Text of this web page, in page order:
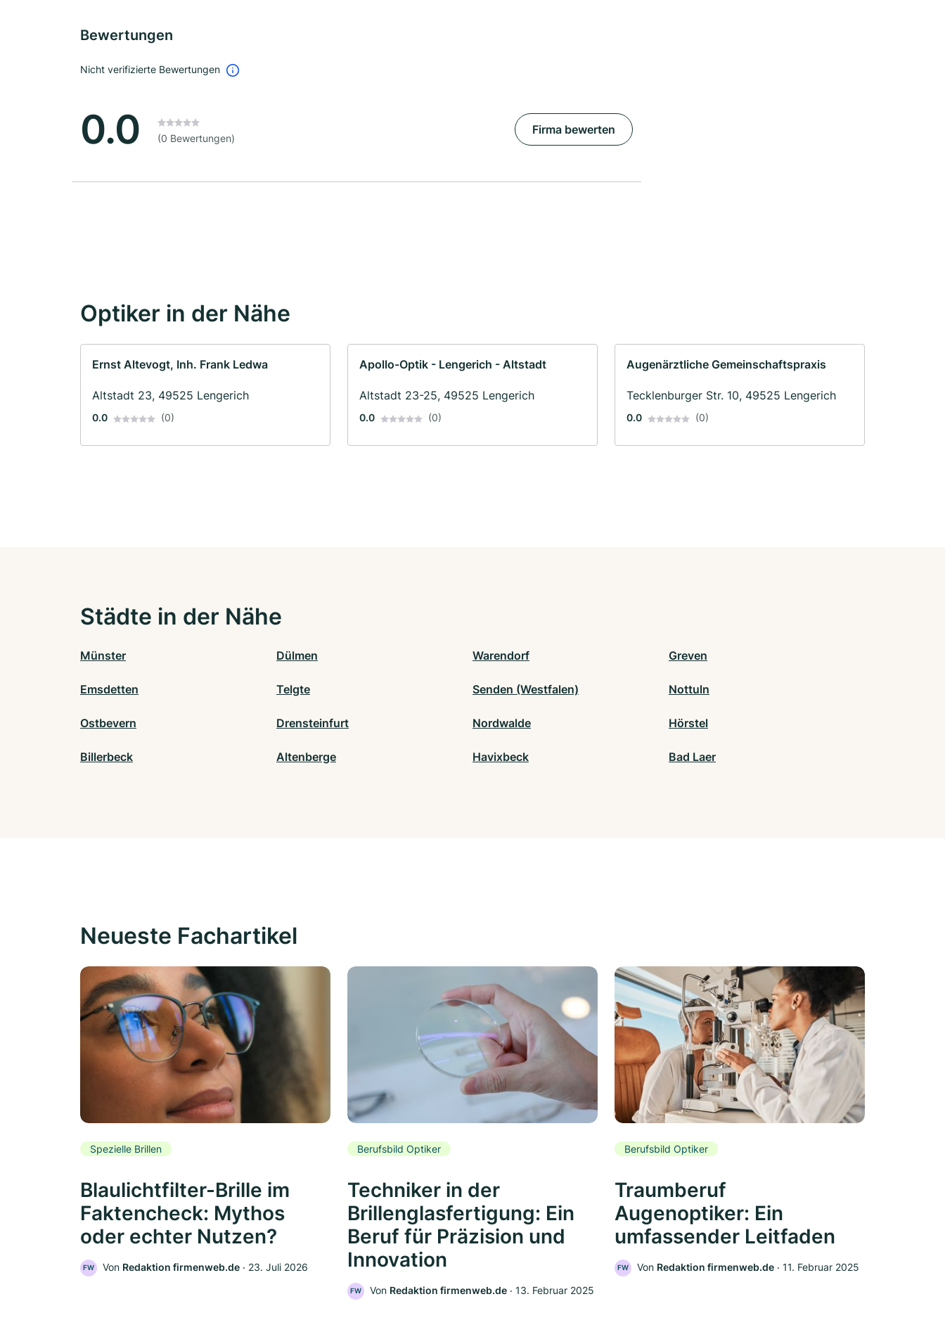
Bewertungen
Nicht verifizierte Bewertungen
0.0 (0 Bewertungen)
Firma bewerten
Optiker in der Nähe
Ernst Altevogt, Inh. Frank Ledwa
Altstadt 23, 49525 Lengerich
0.0 (0)
Apollo-Optik - Lengerich - Altstadt
Altstadt 23-25, 49525 Lengerich
0.0 (0)
Augenärztliche Gemeinschaftspraxis
Tecklenburger Str. 10, 49525 Lengerich
0.0 (0)
Städte in der Nähe
Münster Dülmen Warendorf Greven
Emsdetten Telgte Senden (Westfalen) Nottuln
Ostbevern Drensteinfurt Nordwalde Hörstel
Billerbeck Altenberge Havixbeck Bad Laer
Neueste Fachartikel
Spezielle Brillen
Blaulichtfilter-Brille im
Faktencheck: Mythos
oder echter Nutzen?
FW Von Redaktion firmenweb.de ‧ 23. Juli 2026
Berufsbild Optiker
Techniker in der
Brillenglasfertigung: Ein
Beruf für Präzision und
Innovation
FW Von Redaktion firmenweb.de ‧ 13. Februar 2025
Berufsbild Optiker
Traumberuf
Augenoptiker: Ein
umfassender Leitfaden
FW Von Redaktion firmenweb.de ‧ 11. Februar 2025